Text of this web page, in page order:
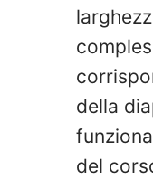
della
del